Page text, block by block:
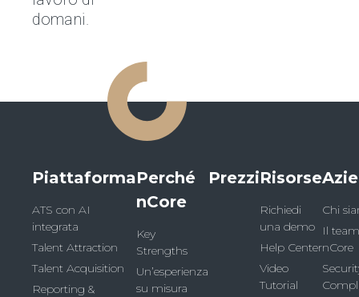
domani.
Piattaforma
ATS con AI
integrata
Talent Attraction
Talent Acquisition
Reporting &
Perché
nCore
Key
Strengths
Un’esperienza
su misura
PrezziRisorse
Richiedi
una demo
Help Center
Video
Tutorial
Chi
Il
nCore